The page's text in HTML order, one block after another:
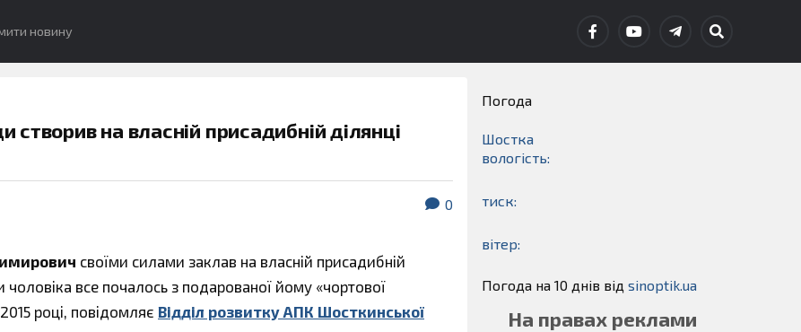
новину
на власній присадибній ділянці
0
своїми силами заклав на власній присадибній
все почалось з подарованої йому «чортової
році, повідомляє Відділ розвитку АПК Шосткинської
Погода
Шостка
вологість:
тиск:
вітер:
Погода на 10 днів від sinoptik.ua
На правах реклами